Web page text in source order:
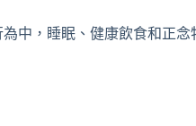
中，睡眠、健康飲食和正